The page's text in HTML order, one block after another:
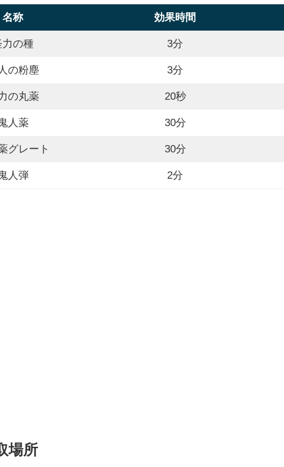
名称 効果時間
力の種 3分
の粉塵 3分
の丸薬 20秒
鬼人薬 30分
グレート 30分
鬼人弾 2分
場所